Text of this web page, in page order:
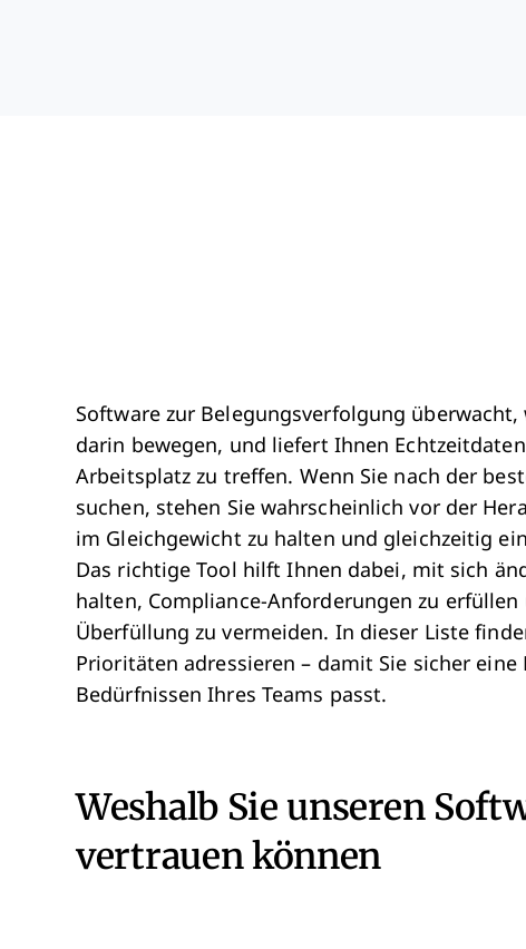
Software zur Belegungsverfolgung
darin bewegen, und liefert Ihnen
Arbeitsplatz zu treffen. Wenn Sie nach der
suchen, stehen Sie wahrscheinlich vor der
im Gleichgewicht zu halten und gleichzeitig
Das richtige Tool hilft Ihnen dabei, mit sich
halten, Compliance-Anforderungen zu
Überfüllung zu vermeiden. In dieser Liste
Prioritäten adressieren – damit Sie sicher
Bedürfnissen Ihres Teams passt.
Weshalb Sie unseren
vertrauen können